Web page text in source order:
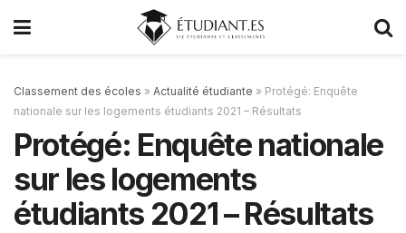
Classement des écoles » Actualité étudiante » Protégé: Enquête
nationale sur les logements étudiants 2021 – Résultats
Protégé: Enquête nationale
sur les logements
étudiants 2021 – Résultats